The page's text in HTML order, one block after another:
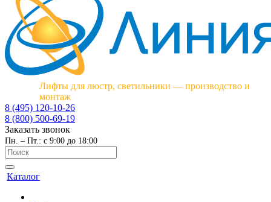
Лифты для люстр, светильники — производство и
монтаж
8 (495) 120-10-26
8 (800) 500-69-19
Заказать звонок
Пн. – Пт.: с 9:00 до 18:00
Каталог